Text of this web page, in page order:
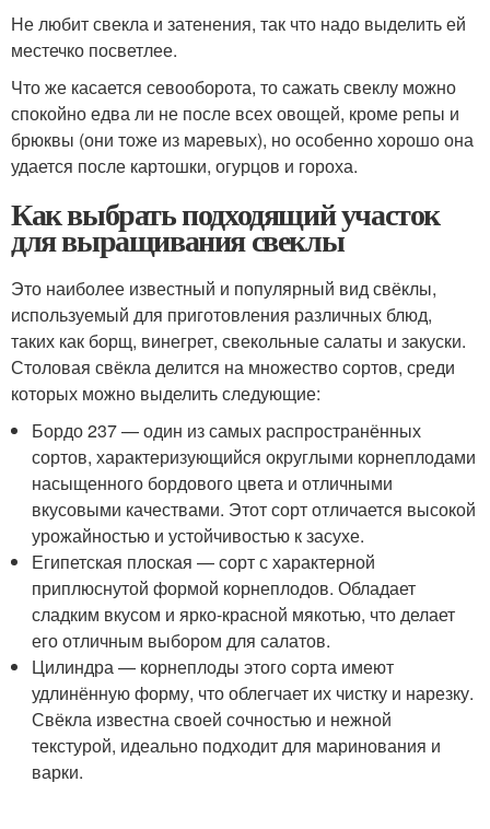
Не любит свекла и затенения, так что надо выделить ей
местечко посветлее.
Что же касается севооборота, то сажать свеклу можно
спокойно едва ли не после всех овощей, кроме репы и
брюквы (они тоже из маревых), но особенно хорошо она
удается после картошки, огурцов и гороха.
Как выбрать подходящий участок
для выращивания свеклы
Это наиболее известный и популярный вид свёклы,
используемый для приготовления различных блюд,
таких как борщ, винегрет, свекольные салаты и закуски.
Столовая свёкла делится на множество сортов, среди
которых можно выделить следующие:
Бордо 237 — один из самых распространённых
сортов, характеризующийся округлыми корнеплодами
насыщенного бордового цвета и отличными
вкусовыми качествами. Этот сорт отличается высокой
урожайностью и устойчивостью к засухе.
Египетская плоская — сорт с характерной
приплюснутой формой корнеплодов. Обладает
сладким вкусом и ярко-красной мякотью, что делает
его отличным выбором для салатов.
Цилиндра — корнеплоды этого сорта имеют
удлинённую форму, что облегчает их чистку и нарезку.
Свёкла известна своей сочностью и нежной
текстурой, идеально подходит для маринования и
варки.